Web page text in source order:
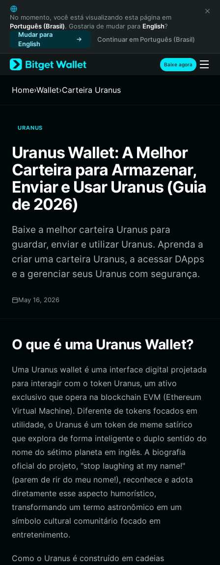
English
日本語
Tiếng Việt
Русский
Español (Latinoamérica)
Türkçe
Français
繁體中文
Bahasa Indonesia
ภาษาไทย
हिन्दी
Español
Português (Brasil)
No momento, você está visualizando esta página em
Português (Brasil). Gostaria de mudar para English?
Mudar para
English
Continuar em Português (Brasil)
Baixe agora
Home›Wallet›Carteira Uranus
URANUS
Uranus Wallet: A Melhor
Carteira para Armazenar,
Enviar e Usar Uranus (Guia
de 2026)
Baixe a melhor carteira Uranus para
guardar, enviar e utilizar Uranus. Aprenda a
criar uma carteira Uranus, a acessar DApps
e a gerenciar seus Uranus com segurança.
May 16, 2026
O que é uma Uranus Wallet?
Uma Uranus wallet é uma interface digital projetada
para interagir com o token Uranus, um ativo
exclusivo que opera na blockchain EVM (Ethereum
Virtual Machine). Diferente de tokens focados em
utilidade, o Uranus é um token de meme satírico
que explora de forma inteligente o duplo sentido do
nome do sétimo planeta em inglês. A biografia
oficial do projeto, "stop laughing at my name!"
(parem de rir do meu nome!), reconhece e adota
diretamente esse aspecto humorístico,
transformando um termo astronômico em um
símbolo cultural comunitário focado em
entretenimento.
Como o Uranus é construído em cadeias